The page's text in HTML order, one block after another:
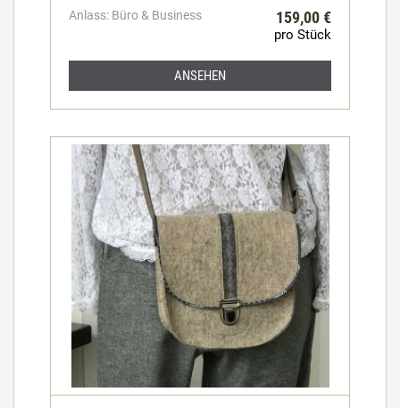
Anlass: Büro & Business 159,00 €
pro Stück
ANSEHEN